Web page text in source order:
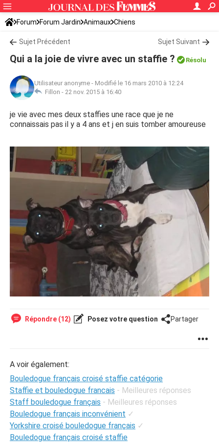
Forum Forum Jardin Animaux Chiens
Sujet Précédent Sujet Suivant
Qui a la joie de vivre avec un staffie ? Résolu
Utilisateur anonyme - Modifié le 16 mars 2010 à 12:24
Fillon - 22 nov. 2015 à 16:40
je vie avec mes deux staffies une race que je ne
connaissais pas il y a 4 ans et j en suis tomber amoureuse
Répondre (12) Posez votre question Partager
A voir également:
Bouledogue français croisé staffie catégorie
Staffie et bouledogue francais - Meilleures réponses
Staff bouledogue français - Meilleures réponses
Bouledogue français inconvénient ✓
Yorkshire croisé bouledogue français ✓
Bouledogue français croisé staffie